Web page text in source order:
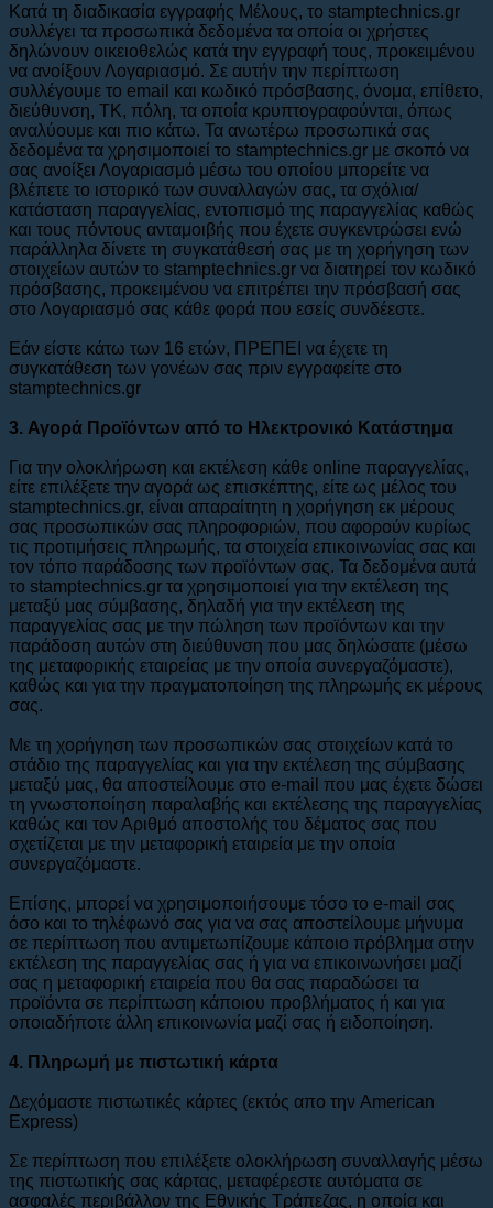
Κατά τη διαδικασία εγγραφής Μέλους, το stamptechnics.gr
συλλέγει τα προσωπικά δεδομένα τα οποία οι χρήστες
δηλώνουν οικειοθελώς κατά την εγγραφή τους, προκειμένου
να ανοίξουν Λογαριασμό. Σε αυτήν την περίπτωση
συλλέγουμε το email και κωδικό πρόσβασης, όνομα, επίθετο,
διεύθυνση, ΤΚ, πόλη, τα οποία κρυπτογραφούνται, όπως
αναλύουμε και πιο κάτω. Τα ανωτέρω προσωπικά σας
δεδομένα τα χρησιμοποιεί το stamptechnics.gr με σκοπό να
σας ανοίξει Λογαριασμό μέσω του οποίου μπορείτε να
βλέπετε το ιστορικό των συναλλαγών σας, τα σχόλια/
κατάσταση παραγγελίας, εντοπισμό της παραγγελίας καθώς
και τους πόντους ανταμοιβής που έχετε συγκεντρώσει ενώ
παράλληλα δίνετε τη συγκατάθεσή σας με τη χορήγηση των
στοιχείων αυτών το stamptechnics.gr να διατηρεί τον κωδικό
πρόσβασης, προκειμένου να επιτρέπει την πρόσβασή σας
στο Λογαριασμό σας κάθε φορά που εσείς συνδέεστε.
Εάν είστε κάτω των 16 ετών, ΠΡΕΠΕΙ να έχετε τη
συγκατάθεση των γονέων σας πριν εγγραφείτε στο
stamptechnics.gr
3. Αγορά Προϊόντων από το Ηλεκτρονικό Κατάστημα
Για την ολοκλήρωση και εκτέλεση κάθε οnline παραγγελίας,
είτε επιλέξετε την αγορά ως επισκέπτης, είτε ως μέλος του
stamptechnics.gr, είναι απαραίτητη η χορήγηση εκ μέρους
σας προσωπικών σας πληροφοριών, που αφορούν κυρίως
τις προτιμήσεις πληρωμής, τα στοιχεία επικοινωνίας σας και
τον τόπο παράδοσης των προϊόντων σας. Τα δεδομένα αυτά
το stamptechnics.gr τα χρησιμοποιεί για την εκτέλεση της
μεταξύ μας σύμβασης, δηλαδή για την εκτέλεση της
παραγγελίας σας με την πώληση των προϊόντων και την
παράδοση αυτών στη διεύθυνση που μας δηλώσατε (μέσω
της μεταφορικής εταιρείας με την οποία συνεργαζόμαστε),
καθώς και για την πραγματοποίηση της πληρωμής εκ μέρους
σας.
Με τη χορήγηση των προσωπικών σας στοιχείων κατά το
στάδιο της παραγγελίας και για την εκτέλεση της σύμβασης
μεταξύ μας, θα αποστείλουμε στο e-mail που μας έχετε δώσει
τη γνωστοποίηση παραλαβής και εκτέλεσης της παραγγελίας
καθώς και τον Αριθμό αποστολής του δέματος σας που
σχετίζεται με την μεταφορική εταιρεία με την οποία
συνεργαζόμαστε.
Επίσης, μπορεί να χρησιμοποιήσουμε τόσο το e-mail σας
όσο και το τηλέφωνό σας για να σας αποστείλουμε μήνυμα
σε περίπτωση που αντιμετωπίζουμε κάποιο πρόβλημα στην
εκτέλεση της παραγγελίας σας ή για να επικοινωνήσει μαζί
σας η μεταφορική εταιρεία που θα σας παραδώσει τα
προϊόντα σε περίπτωση κάποιου προβλήματος ή και για
οποιαδήποτε άλλη επικοινωνία μαζί σας ή ειδοποίηση.
4. Πληρωμή με πιστωτική κάρτα
Δεχόμαστε πιστωτικές κάρτες (εκτός απο την American
Express)
Σε περίπτωση που επιλέξετε ολοκλήρωση συναλλαγής μέσω
της πιστωτικής σας κάρτας, μεταφέρεστε αυτόματα σε
ασφαλές περιβάλλον της Εθνικής Τράπεζας, η οποία και